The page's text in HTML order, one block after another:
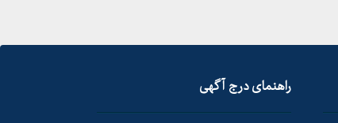
راهنمای درج آگهی